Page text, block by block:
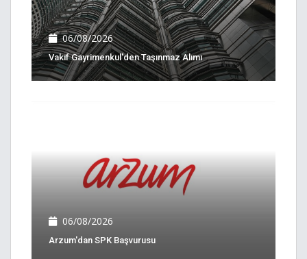
06/08/2026
Vakıf Gayrimenkul'den Taşınmaz Alımı
06/08/2026
Arzum'dan SPK Başvurusu